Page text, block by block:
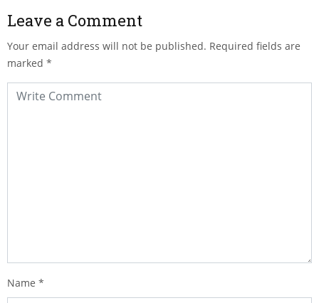
Leave a Comment
Your email address will not be published. Required fields are
marked *
Name *